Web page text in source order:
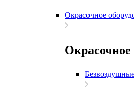
Окрасочное
Окрасочное